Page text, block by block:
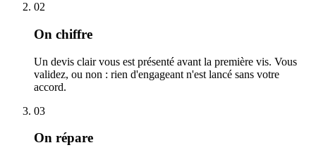
02
On chiffre
Un devis clair vous est présenté avant la première vis. Vous
validez, ou non : rien d'engageant n'est lancé sans votre
accord.
03
On répare